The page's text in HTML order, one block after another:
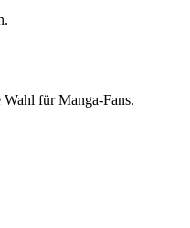
für Manga-Fans.